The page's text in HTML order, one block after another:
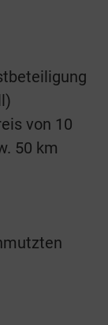
von 10
50 km